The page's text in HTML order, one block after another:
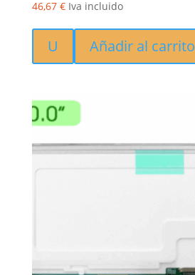
46,67 € Iva incluido
U Añadir al carrito